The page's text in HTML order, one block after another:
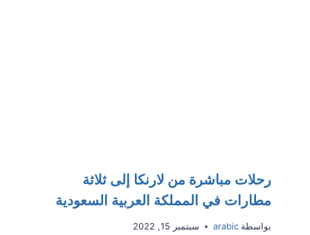
رحلات مباشرة من لارنكا إلى ثلاثة
مطارات في المملكة العربية السعودية
بواسطة arabic سبتمبر 15, 2022